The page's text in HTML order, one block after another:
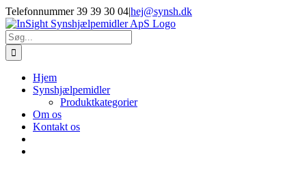
Skip
to
content
Telefonnummer 39 39 30 04|hej@synsh.dk
Søg
efter:
Hjem
Synshjælpemidler
Produktkategorier
Om os
Kontakt os